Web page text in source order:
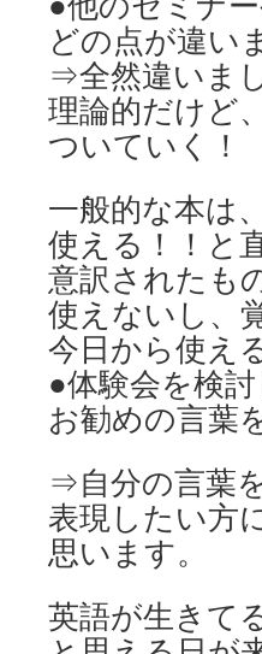
どの点が違い
⇒全然違いま
理論的だけど
ついていく！
一般的な本は
使える！！と
意訳されたも
使えないし、
今日から使え
●体験会を検討
お勧めの言葉
⇒自分の言葉
表現したい方
思います。
英語が生きて